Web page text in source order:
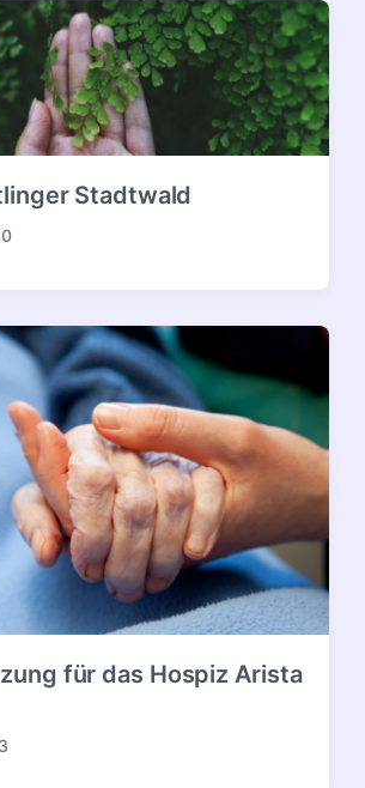
Stadtwald
für das Hospiz Arista